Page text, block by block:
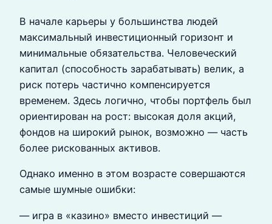
В начале карьеры у большинства людей
максимальный инвестиционный горизонт и
минимальные обязательства. Человеческий
капитал (способность зарабатывать) велик, а
риск потерь частично компенсируется
временем. Здесь логично, чтобы портфель был
ориентирован на рост: высокая доля акций,
фондов на широкий рынок, возможно — часть
более рискованных активов.
Однако именно в этом возрасте совершаются
самые шумные ошибки:
— игра в «казино» вместо инвестиций —